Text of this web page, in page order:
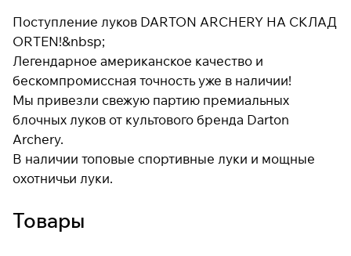
Поступление луков DARTON ARCHERY НА СКЛАД
ORTEN!&nbsp;
Легендарное американское качество и
бескомпромиссная точность уже в наличии!
Мы привезли свежую партию премиальных
блочных луков от культового бренда Darton
Archery.
В наличии топовые спортивные луки и мощные
охотничьи луки.
Товары